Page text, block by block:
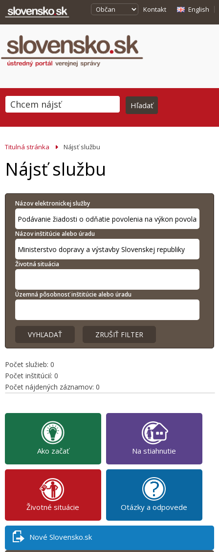
Kontakt English
Titulná stránka Nájsť službu
Nájsť službu
Názov elektronickej služby
Názov inštitúcie alebo úradu
Životná situácia
Územná pôsobnosť inštitúcie alebo úradu
Počet služieb: 0
Počet inštitúcií: 0
Počet nájdených záznamov: 0
Ako začať Na stiahnutie
Životné situácie Otázky a odpovede
Nové Slovensko.sk